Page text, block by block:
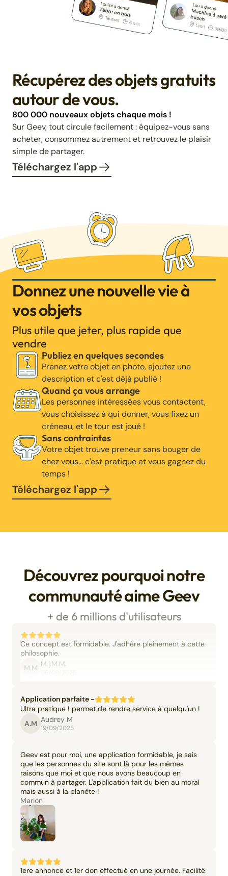
Récupérez des objets gratuits
autour de vous.
800 000 nouveaux objets chaque mois !
Sur Geev, tout circule facilement : équipez-vous sans
acheter, consommez autrement et retrouvez le plaisir
simple de partager.
Téléchargez l'app
Donnez une nouvelle vie à
vos objets
Plus utile que jeter, plus rapide que
vendre
Publiez en quelques secondes
Prenez votre objet en photo, ajoutez une
description et c'est déjà publié !
Quand ça vous arrange
Les personnes intéressées vous contactent,
vous choisissez à qui donner, vous fixez un
créneau, et le tour est joué !
Sans contraintes
Votre objet trouve preneur sans bouger de
chez vous… c'est pratique et vous gagnez du
temps !
Téléchargez l'app
Découvrez pourquoi notre
communauté aime Geev
+ de 6 millions d'utilisateurs
Ce concept est formidable. J'adhère pleinement à cette
philosophie.
M.M M.I.M.M.
Application parfaite -
Ultra pratique ! permet de rendre service à quelqu'un !
A.M Audrey M
19/09/2025
Geev est pour moi, une application formidable, je sais
que les personnes du site sont là pour les mêmes
raisons que moi et que nous avons beaucoup en
commun à partager. L'application fait du bien au moral
mais aussi à la planète !
Marion
1ere annonce et 1er don effectué en une journée. Facilité